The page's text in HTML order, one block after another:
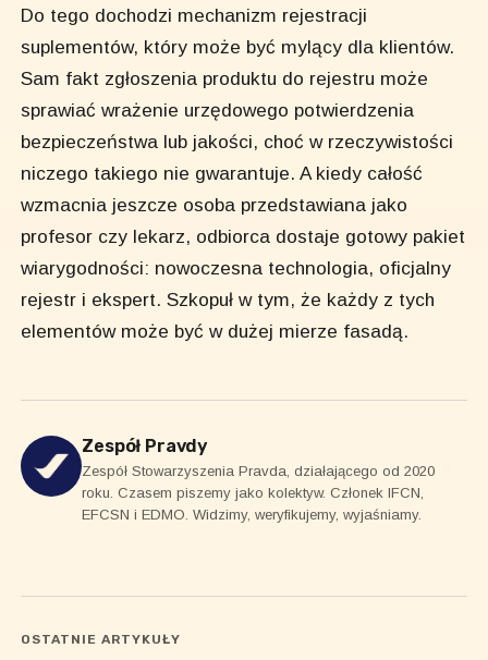
Do tego dochodzi mechanizm rejestracji
suplementów, który może być mylący dla klientów.
Sam fakt zgłoszenia produktu do rejestru może
sprawiać wrażenie urzędowego potwierdzenia
bezpieczeństwa lub jakości, choć w rzeczywistości
niczego takiego nie gwarantuje. A kiedy całość
wzmacnia jeszcze osoba przedstawiana jako
profesor czy lekarz, odbiorca dostaje gotowy pakiet
wiarygodności: nowoczesna technologia, oficjalny
rejestr i ekspert. Szkopuł w tym, że każdy z tych
elementów może być w dużej mierze fasadą.
Zespół Pravdy
Zespół Stowarzyszenia Pravda, działającego od 2020
roku. Czasem piszemy jako kolektyw. Członek IFCN,
EFCSN i EDMO. Widzimy, weryfikujemy, wyjaśniamy.
OSTATNIE ARTYKUŁY